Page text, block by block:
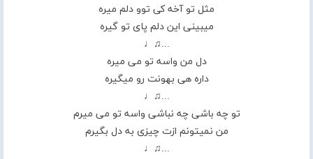
مثل تو آخه کی توو دلم میره
میبینی این دلم پای تو گیره
...♫♩
دل من واسه تو می میره
داره هی بهونت رو میگیره
...♫♩
تو چه باشی چه نباشی واسه تو می میرم
من نمیتونم ازت چیزی به دل بگیرم
...♫♩